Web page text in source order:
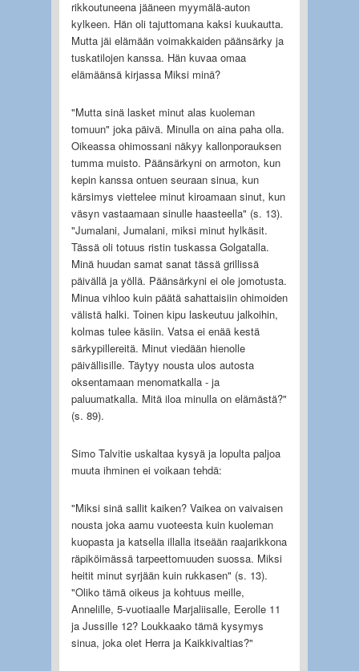
rikkoutuneena jääneen myymälä-auton
kylkeen. Hän oli tajuttomana kaksi kuukautta.
Mutta jäi elämään voimakkaiden päänsärky ja
tuskatilojen kanssa. Hän kuvaa omaa
elämäänsä kirjassa Miksi minä?
"Mutta sinä lasket minut alas kuoleman
tomuun" joka päivä. Minulla on aina paha olla.
Oikeassa ohimossani näkyy kallonporauksen
tumma muisto. Päänsärkyni on armoton, kun
kepin kanssa ontuen seuraan sinua, kun
kärsimys viettelee minut kiroamaan sinut, kun
väsyn vastaamaan sinulle haasteella" (s. 13).
"Jumalani, Jumalani, miksi minut hylkäsit.
Tässä oli totuus ristin tuskassa Golgatalla.
Minä huudan samat sanat tässä grillissä
päivällä ja yöllä. Päänsärkyni ei ole jomotusta.
Minua vihloo kuin päätä sahattaisiin ohimoiden
välistä halki. Toinen kipu laskeutuu jalkoihin,
kolmas tulee käsiin. Vatsa ei enää kestä
särkypillereitä. Minut viedään hienolle
päivällisille. Täytyy nousta ulos autosta
oksentamaan menomatkalla - ja
paluumatkalla. Mitä iloa minulla on elämästä?"
(s. 89).
Simo Talvitie uskaltaa kysyä ja lopulta paljoa
muuta ihminen ei voikaan tehdä:
"Miksi sinä sallit kaiken? Vaikea on vaivaisen
nousta joka aamu vuoteesta kuin kuoleman
kuopasta ja katsella illalla itseään raajarikkona
räpiköimässä tarpeettomuuden suossa. Miksi
heitit minut syrjään kuin rukkasen" (s. 13).
"Oliko tämä oikeus ja kohtuus meille,
Annelille, 5-vuotiaalle Marjaliisalle, Eerolle 11
ja Jussille 12? Loukkaako tämä kysymys
sinua, joka olet Herra ja Kaikkivaltias?"